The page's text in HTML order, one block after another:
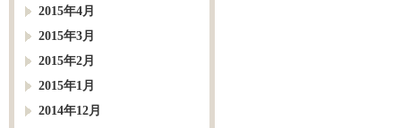
2015年4月
2015年3月
2015年2月
2015年1月
2014年12月